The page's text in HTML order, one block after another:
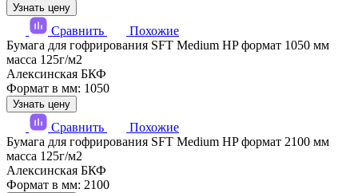
Узнать цену
Сравнить
Похожие
Бумага для гофрирования SFT Medium HP формат 1050 мм
масса 125г/м2
Алексинская БКФ
Формат в мм: 1050
Узнать цену
Сравнить
Похожие
Бумага для гофрирования SFT Medium HP формат 2100 мм
масса 125г/м2
Алексинская БКФ
Формат в мм: 2100